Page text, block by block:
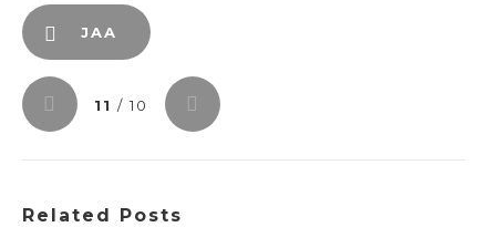
JAA
11 / 10
Related Posts